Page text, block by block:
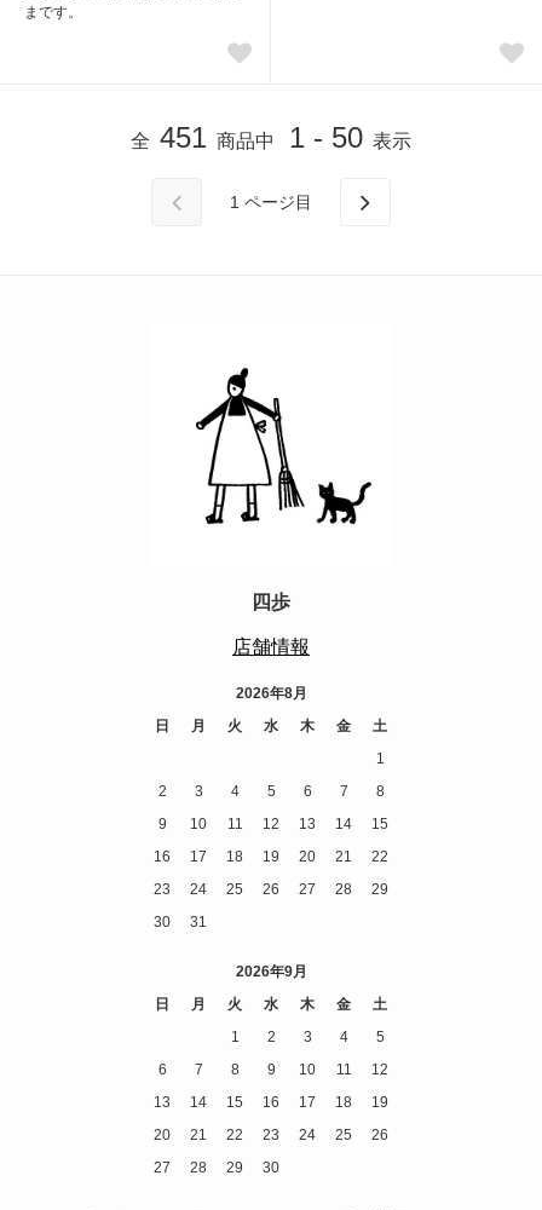
まです。
全 451 商品中 1 - 50 表示
1 ページ目
四歩
店舗情報
2026年8月
日
月 火 水 木 金
土
1
2
3 4 5 6 7
8
9
10 11 12 13 14
15
16
17 18 19 20 21
22
23
24 25 26 27 28
29
30
31
2026年9月
日
月 火 水 木 金
土
1
2 3 4
5
6
7 8 9 10 11
12
13
14 15 16 17 18
19
20
21 22 23 24 25
26
27
28 29 30